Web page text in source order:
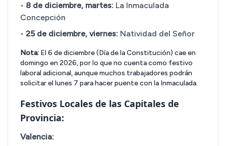
• 8 de diciembre, martes: La Inmaculada
Concepción
• 25 de diciembre, viernes: Natividad del Señor
Nota: El 6 de diciembre (Día de la Constitución) cae en
domingo en 2026, por lo que no cuenta como festivo
laboral adicional, aunque muchos trabajadores podrán
solicitar el lunes 7 para hacer puente con la Inmaculada.
Festivos Locales de las Capitales de
Provincia:
Valencia: